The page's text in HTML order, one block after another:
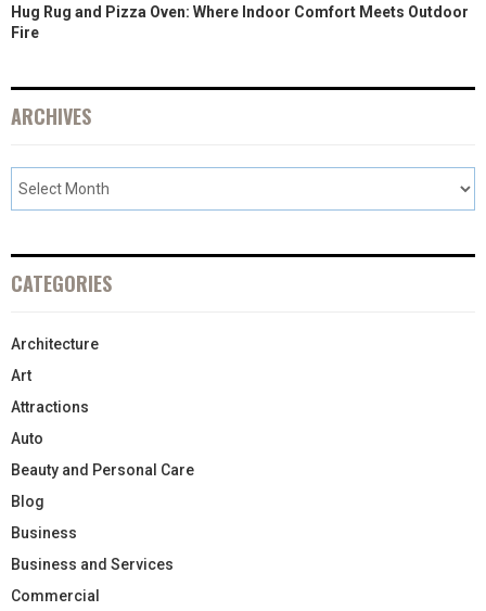
Hug Rug and Pizza Oven: Where Indoor Comfort Meets Outdoor
Fire
ARCHIVES
CATEGORIES
Architecture
Art
Attractions
Auto
Beauty and Personal Care
Blog
Business
Business and Services
Commercial